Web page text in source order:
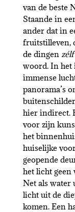
van de beste
Staande in
ander dat in
fruitstilleven,
de dingen zélf
woord. In het
immense
panorama’s
hier indirect.
voor zijn
het
huiselijke
geopende
het licht
Net als water
licht uit de
komen. Een